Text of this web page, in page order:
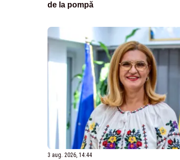
de la pompă
3 aug. 2026, 14:44